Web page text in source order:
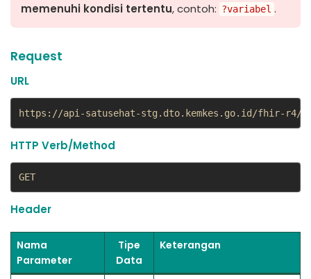
memenuhi kondisi tertentu, contoh: ?variabel .
Request
URL
https://api-satusehat-stg.dto.kemkes.go.id/fhir-r4/v1/
HTTP Verb/Method
GET
Header
Nama
Parameter
Tipe
Data
Keterangan